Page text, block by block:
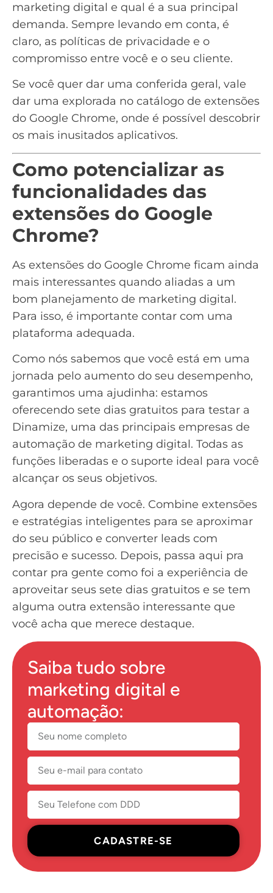
marketing digital e qual é a sua principal
demanda. Sempre levando em conta, é
claro, as políticas de privacidade e o
compromisso entre você e o seu cliente.
Se você quer dar uma conferida geral, vale
dar uma explorada no catálogo de extensões
do Google Chrome, onde é possível descobrir
os mais inusitados aplicativos.
Como potencializar as
funcionalidades das
extensões do Google
Chrome?
As extensões do Google Chrome ficam ainda
mais interessantes quando aliadas a um
bom planejamento de marketing digital.
Para isso, é importante contar com uma
plataforma adequada.
Como nós sabemos que você está em uma
jornada pelo aumento do seu desempenho,
garantimos uma ajudinha: estamos
oferecendo sete dias gratuitos para testar a
Dinamize, uma das principais empresas de
automação de marketing digital. Todas as
funções liberadas e o suporte ideal para você
alcançar os seus objetivos.
Agora depende de você. Combine extensões
e estratégias inteligentes para se aproximar
do seu público e converter leads com
precisão e sucesso. Depois, passa aqui pra
contar pra gente como foi a experiência de
aproveitar seus sete dias gratuitos e se tem
alguma outra extensão interessante que
você acha que merece destaque.
Saiba tudo sobre
marketing digital e
automação:
CADASTRE-SE